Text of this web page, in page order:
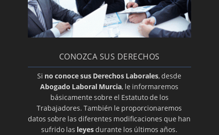
CONOZCA SUS DERECHOS
Si no conoce sus Derechos Laborales, desde
Abogado Laboral Murcia, le informaremos
básicamente sobre el Estatuto de los
Trabajadores. También le proporcionaremos
datos sobre las diferentes modificaciones que han
sufrido las leyesdurante los últimos años.